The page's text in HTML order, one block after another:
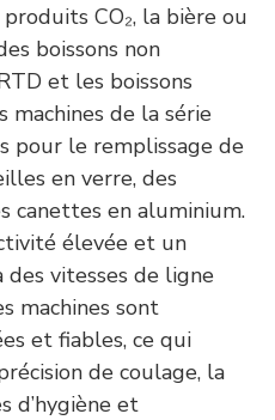
CO₂, la bière ou
boissons non
et les boissons
machines de la série
pour le remplissage de
en verre, des
canettes en aluminium.
élevée et un
vitesses de ligne
machines sont
et fiables, ce qui
de coulage, la
d’hygiène et